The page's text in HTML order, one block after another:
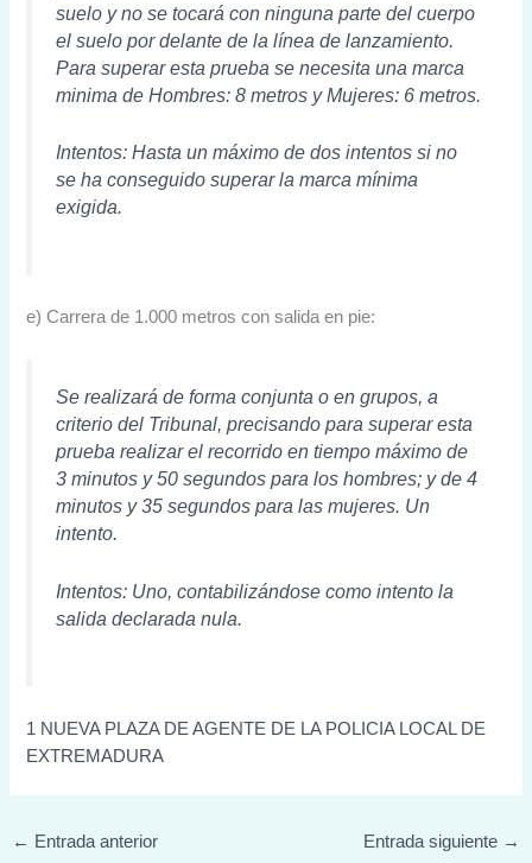
suelo y no se tocará con ninguna parte del cuerpo
el suelo por delante de la línea de lanzamiento.
Para superar esta prueba se necesita una marca
minima de Hombres: 8 metros y Mujeres: 6 metros.
Intentos: Hasta un máximo de dos intentos si no
se ha conseguido superar la marca mínima
exigida.
e) Carrera de 1.000 metros con salida en pie:
Se realizará de forma conjunta o en grupos, a
criterio del Tribunal, precisando para superar esta
prueba realizar el recorrido en tiempo máximo de
3 minutos y 50 segundos para los hombres; y de 4
minutos y 35 segundos para las mujeres. Un
intento.
Intentos: Uno, contabilizándose como intento la
salida declarada nula.
1 NUEVA PLAZA DE AGENTE DE LA POLICIA LOCAL DE
EXTREMADURA
← Entrada anterior Entrada siguiente →